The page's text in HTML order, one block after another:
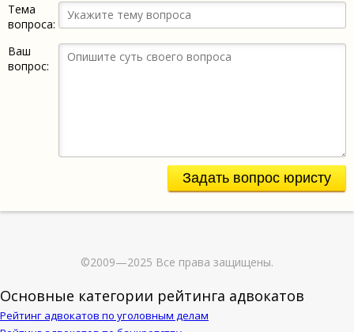
Тема
вопроса:
Ваш
вопрос:
Задать вопрос юристу
©2009—2025 Все права защищены.
Основные категории рейтинга адвокатов
Рейтинг адвокатов по уголовным делам